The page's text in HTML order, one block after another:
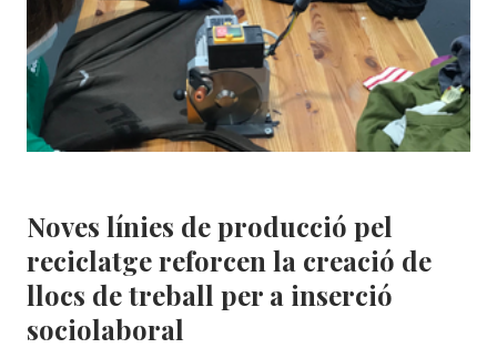
I
L’ECONOMIA
SOLIDÀRIA
Noves línies de producció pel
reciclatge reforcen la creació de
llocs de treball per a inserció
sociolaboral